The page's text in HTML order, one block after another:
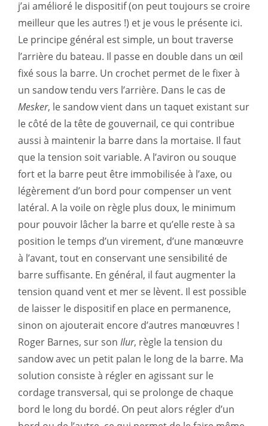
j’ai amélioré le dispositif (on peut toujours se croire
meilleur que les autres !) et je vous le présente ici.
Le principe général est simple, un bout traverse
l’arrière du bateau. Il passe en double dans un œil
fixé sous la barre. Un crochet permet de le fixer à
un sandow tendu vers l’arrière. Dans le cas de
Mesker, le sandow vient dans un taquet existant sur
le côté de la tête de gouvernail, ce qui contribue
aussi à maintenir la barre dans la mortaise. Il faut
que la tension soit variable. A l’aviron ou souque
fort et la barre peut être immobilisée à l’axe, ou
légèrement d’un bord pour compenser un vent
latéral. A la voile on règle plus doux, le minimum
pour pouvoir lâcher la barre et qu’elle reste à sa
position le temps d’un virement, d’une manœuvre
à l’avant, tout en conservant une sensibilité de
barre suffisante. En général, il faut augmenter la
tension quand vent et mer se lèvent. Il est possible
de laisser le dispositif en place en permanence,
sinon on ajouterait encore d’autres manœuvres !
Roger Barnes, sur son Ilur, règle la tension du
sandow avec un petit palan le long de la barre. Ma
solution consiste à régler en agissant sur le
cordage transversal, qui se prolonge de chaque
bord le long du bordé. On peut alors régler d’un